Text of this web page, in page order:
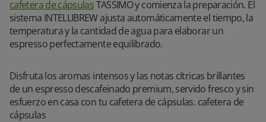
cafetera de cápsulasTASSIMO y comienza la preparación. El
sistema INTELLIBREW ajusta automáticamente el tiempo, la
temperatura y la cantidad de agua para elaborar un
espresso perfectamente equilibrado.
Disfruta los aromas intensos y las notas cítricas brillantes
de un espresso descafeinado premium, servido fresco y sin
esfuerzo en casa con tu cafetera de cápsulas. cafetera de
cápsulas